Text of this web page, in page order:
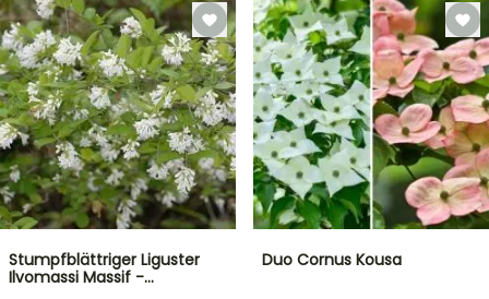
Stumpfblättriger Liguster
Ilvomassi Massif -…
Duo Cornus Kousa